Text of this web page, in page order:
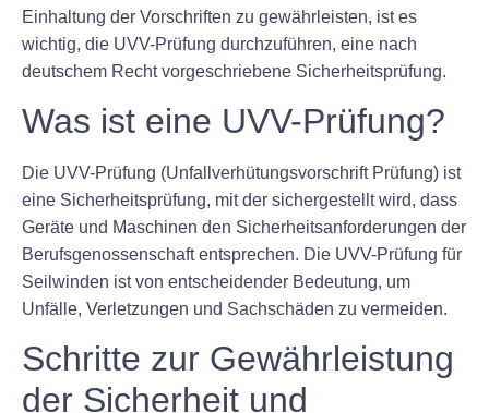
Einhaltung der Vorschriften zu gewährleisten, ist es
wichtig, die UVV-Prüfung durchzuführen, eine nach
deutschem Recht vorgeschriebene Sicherheitsprüfung.
Was ist eine UVV-Prüfung?
Die UVV-Prüfung (Unfallverhütungsvorschrift Prüfung) ist
eine Sicherheitsprüfung, mit der sichergestellt wird, dass
Geräte und Maschinen den Sicherheitsanforderungen der
Berufsgenossenschaft entsprechen. Die UVV-Prüfung für
Seilwinden ist von entscheidender Bedeutung, um
Unfälle, Verletzungen und Sachschäden zu vermeiden.
Schritte zur Gewährleistung
der Sicherheit und